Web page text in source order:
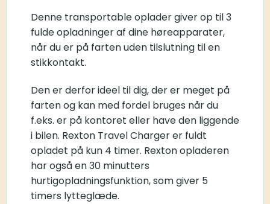
Denne transportable oplader giver op til 3
fulde opladninger af dine høreapparater,
når du er på farten uden tilslutning til en
stikkontakt.
Den er derfor ideel til dig, der er meget på
farten og kan med fordel bruges når du
f.eks. er på kontoret eller have den liggende
i bilen. Rexton Travel Charger er fuldt
opladet på kun 4 timer. Rexton opladeren
har også en 30 minutters
hurtigopladningsfunktion, som giver 5
timers lytteglæde.